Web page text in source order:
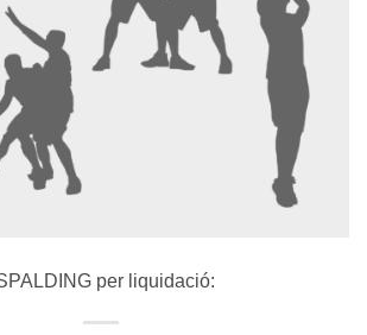
per liquidació: